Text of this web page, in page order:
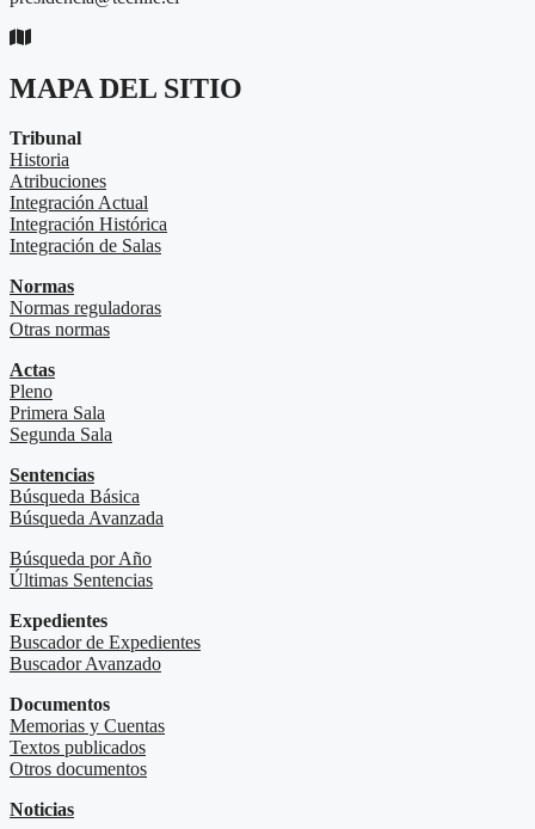
MAPA DEL SITIO
Tribunal
Historia
Atribuciones
Integración Actual
Integración Histórica
Integración de Salas
Normas
Normas reguladoras
Otras normas
Actas
Pleno
Primera Sala
Segunda Sala
Sentencias
Búsqueda Básica
Búsqueda Avanzada
Búsqueda por Año
Últimas Sentencias
Expedientes
Buscador de Expedientes
Buscador Avanzado
Documentos
Memorias y Cuentas
Textos publicados
Otros documentos
Noticias